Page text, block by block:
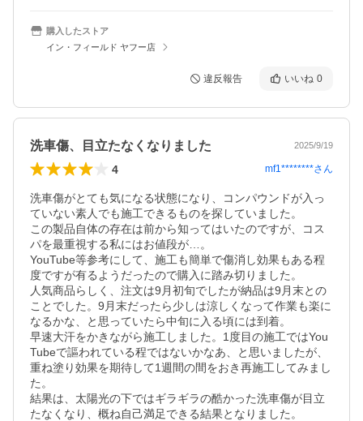
購入したストア
イン・フィールド ヤフー店
違反報告 いいね 0
洗車傷、目立たなくなりました 2025/9/19
4 mf1********さん
洗車傷がとても気になる状態になり、コンパウンドが入っ
ていない素人でも施工できるものを探していました。
この製品自体の存在は前から知ってはいたのですが、コス
パを最重視する私にはお値段が…。
YouTube等参考にして、施工も簡単で傷消し効果もある程
度ですが有るようだったので購入に踏み切りました。
人気商品らしく、注文は9月初旬でしたが納品は9月末との
ことでした。9月末だったら少しは涼しくなって作業も楽に
なるかな、と思っていたら中旬に入る頃には到着。
早速大汗をかきながら施工しました。1度目の施工ではYou
Tubeで謳われている程ではないかなあ、と思いましたが、
重ね塗り効果を期待して1週間の間をおき再施工してみまし
た。
結果は、太陽光の下ではギラギラの酷かった洗車傷が目立
たなくなり、概ね自己満足できる結果となりました。